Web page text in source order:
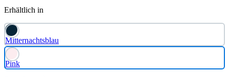
Erhältlich in
Mitternachtsblau
Pink